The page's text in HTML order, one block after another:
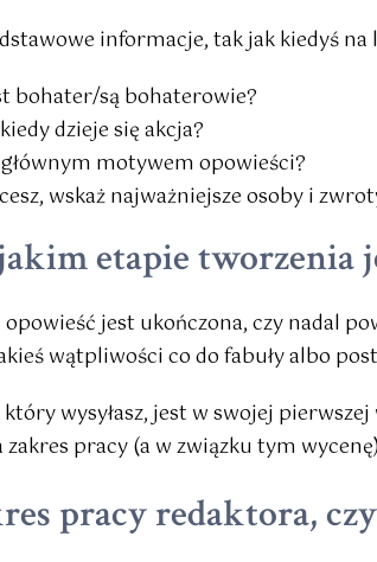
informacje, tak jak kiedyś
bohater/są bohaterowie?
dzieje się akcja?
motywem opowieści?
wskaż najważniejsze osoby i
etapie tworzenia
opowieść jest ukończona, czy nadal
wątpliwości co do fabuły albo
wysyłasz, jest w swojej
zakres pracy (a w związku tym
pracy redaktora,